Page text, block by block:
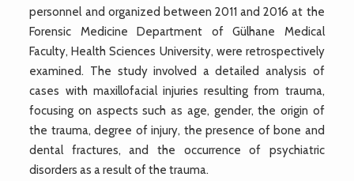
personnel and organized between 2011 and 2016 at the
Forensic Medicine Department of Gülhane Medical
Faculty, Health Sciences University, were retrospectively
examined. The study involved a detailed analysis of
cases with maxillofacial injuries resulting from trauma,
focusing on aspects such as age, gender, the origin of
the trauma, degree of injury, the presence of bone and
dental fractures, and the occurrence of psychiatric
disorders as a result of the trauma.